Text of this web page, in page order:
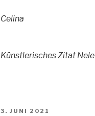
Celina
Künstlerisches Zitat Nele
VERÖFFENTLICHT
3. JUNI 2021